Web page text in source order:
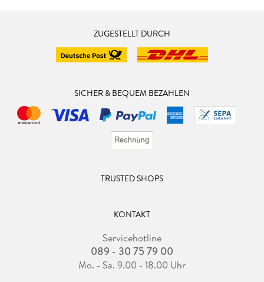
ZUGESTELLT DURCH
SICHER & BEQUEM BEZAHLEN
TRUSTED SHOPS
KONTAKT
Servicehotline
089 - 30 75 79 00
Mo. - Sa. 9.00 - 18.00 Uhr